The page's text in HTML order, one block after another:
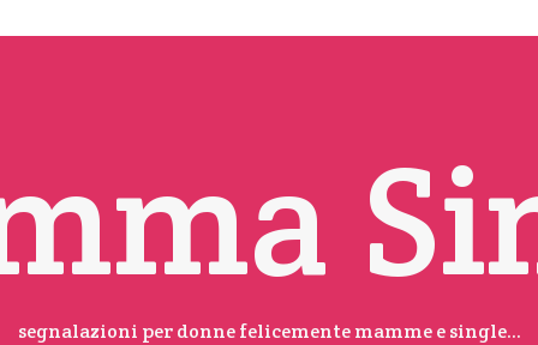
segnalazioni per donne felicemente mamme e single...